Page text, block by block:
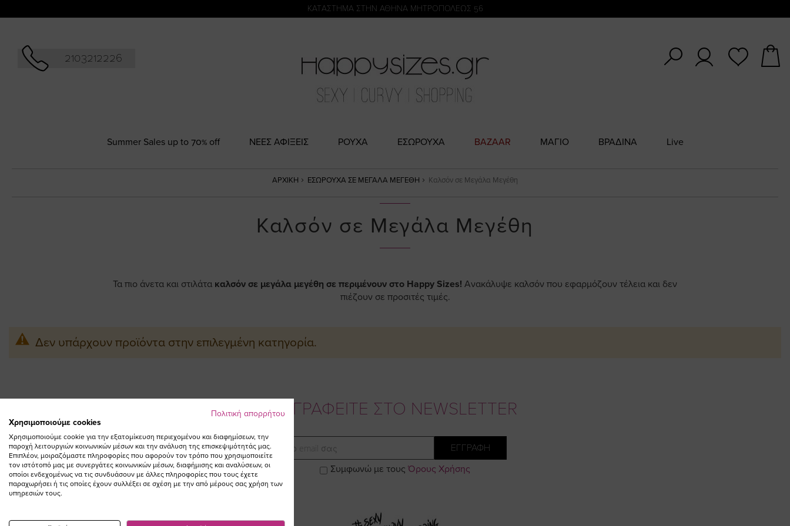
KATΑΣΤΗΜΑ ΣΤΗΝ ΑΘΗΝΑ ΜΗΤΡΟΠΟΛΕΩΣ 56
2103212226
Summer Sales up to 70% off NΕΕΣ ΑΦΙΞΕΙΣ ΡΟΥΧΑ ΕΣΩΡΟΥΧΑ BAZAAR ΜΑΓΙΟ ΒΡΑΔΙΝΑ Live
ΑΡΧΙΚΉ ΕΣΏΡΟΥΧΑ ΣΕ ΜΕΓΆΛΑ ΜΕΓΈΘΗ Καλσόν σε Μεγάλα Μεγέθη
Καλσόν σε Μεγάλα Μεγέθη
Τα πιο άνετα και στιλάτα καλσόν σε μεγάλα μεγέθη σε περιμένουν στο Happy Sizes! Ανακάλυψε καλσόν που εφαρμόζουν τέλεια και δεν
πιέζουν σε προσιτές τιμές.
Δεν υπάρχουν προϊόντα στην επιλεγμένη κατηγορία.
ΕΓΓΡΑΦΕΙΤΕ ΣΤΟ NEWSLETTER
ΕΓΓΡΑΦΗ
Συμφωνώ με τους Όρους Χρήσης
Πολιτική απορρήτου
Χρησιμοποιούμε cookies
Χρησιμοποιούμε cookie για την εξατομίκευση περιεχομένου και διαφημίσεων, την
παροχή λειτουργιών κοινωνικών μέσων και την ανάλυση της επισκεψιμότητάς μας.
Επιπλέον, μοιραζόμαστε πληροφορίες που αφορούν τον τρόπο που χρησιμοποιείτε
τον ιστότοπό μας με συνεργάτες κοινωνικών μέσων, διαφήμισης και αναλύσεων, οι
οποίοι ενδεχομένως να τις συνδυάσουν με άλλες πληροφορίες που τους έχετε
παραχωρήσει ή τις οποίες έχουν συλλέξει σε σχέση με την από μέρους σας χρήση των
υπηρεσιών τους.